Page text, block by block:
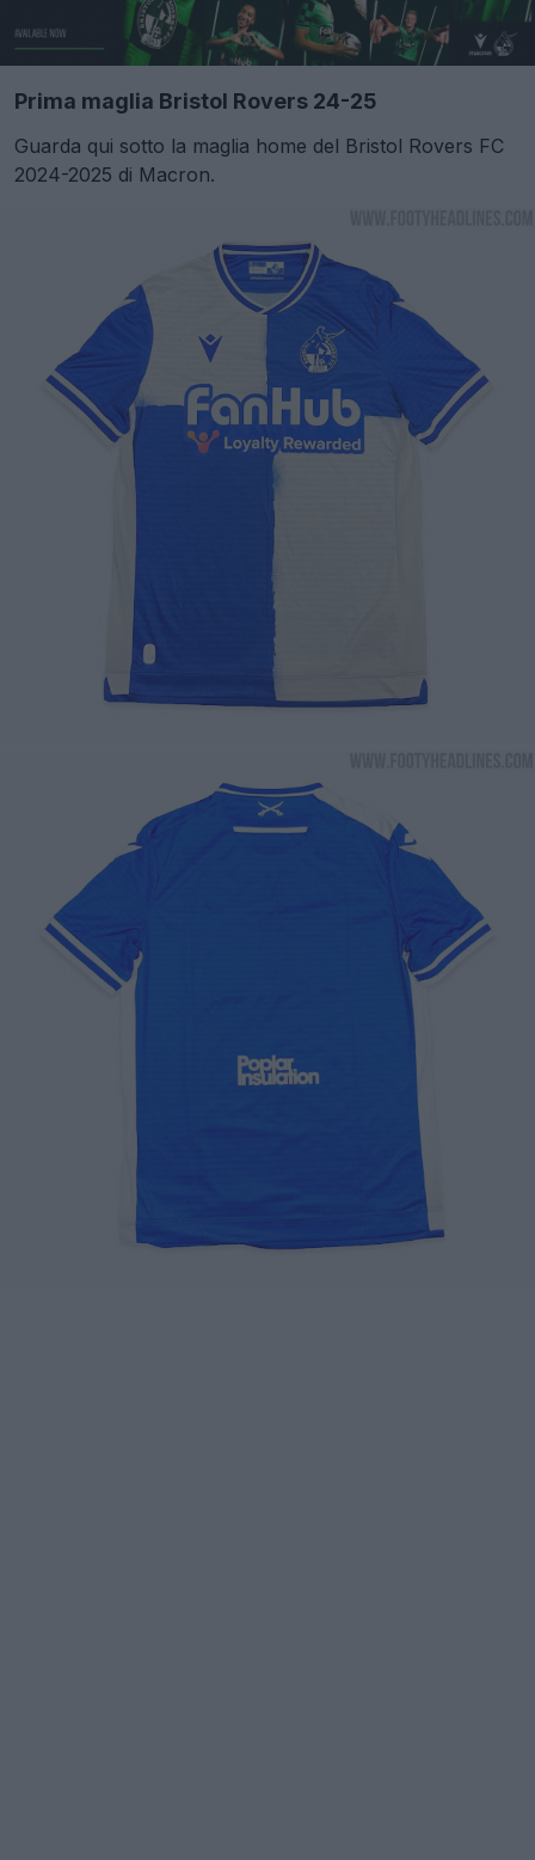
Prima maglia Bristol Rovers 24-25
Guarda qui sotto la maglia home del Bristol Rovers FC
2024-2025 di Macron.